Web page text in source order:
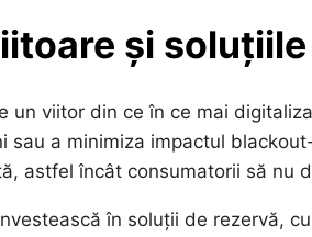
și
un viitor din ce în ce mai
sau a minimiza impactul
astfel încât consumatorii să nu
în soluții de rezervă,